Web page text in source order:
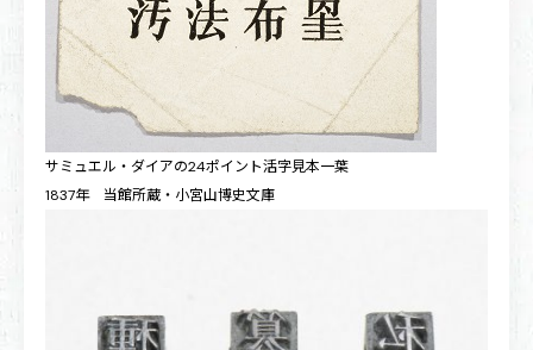
サミュエル・ダイアの24ポイント活字見本一葉
1837年 当館所蔵・小宮山博史文庫